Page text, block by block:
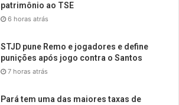
patrimônio ao TSE
6 horas atrás
STJD pune Remo e jogadores e define
punições após jogo contra o Santos
7 horas atrás
Pará tem uma das maiores taxas de